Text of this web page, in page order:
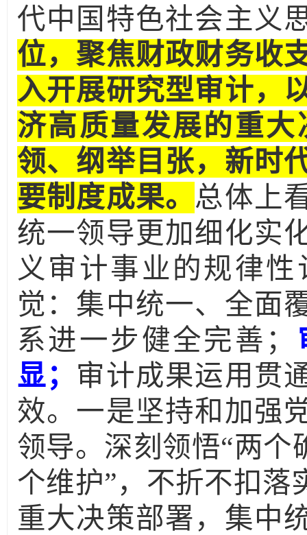
代中国特色社会主义
位，聚焦财政财务收
入开展研究型审计，
济高质量发展的重
领、纲举目张，新时
要制度成果。 总体上
统一领导更加细化实
义审计事业的规律
觉：集中统一、全面
系进一步健全完善；
显； 审计成果运用贯
效。一是坚持和加强
领导。深刻领悟“两个
个维护”，不折不扣落
重大决策部署，集中